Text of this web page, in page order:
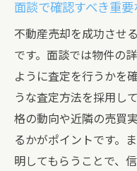
面談で確認すべき重要
不動産売却を成功させ
です。面談では物件の
ように査定を行うかを
うな査定方法を採用し
格の動向や近隣の売買
るかがポイントです。
明してもらうことで、